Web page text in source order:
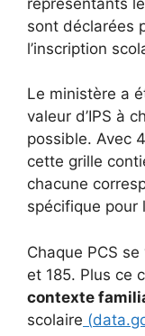
sont déclarées
l’inscription
Le ministère a
valeur d’IPS à
possible. Avec
cette grille
chacune
spécifique pour
Chaque PCS
et 185. Plus ce
contexte
scolaire (